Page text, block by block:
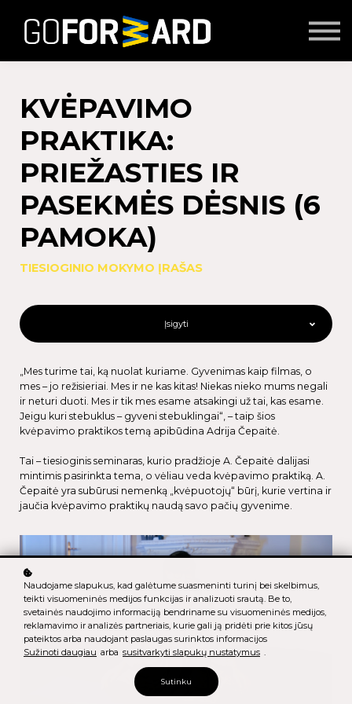
Seminarai
Prisijungti
KVĖPAVIMO
PRAKTIKA:
PRIEŽASTIES IR
PASEKMĖS DĖSNIS (6
PAMOKA)
TIESIOGINIO MOKYMO ĮRAŠAS
Įsigyti
„Mes turime tai, ką nuolat kuriame. Gyvenimas kaip filmas, o
mes – jo režisieriai. Mes ir ne kas kitas! Niekas nieko mums negali
ir neturi duoti. Mes ir tik mes esame atsakingi už tai, kas esame.
Jeigu kuri stebuklus – gyveni stebuklingai“, – taip šios
kvėpavimo praktikos temą apibūdina Adrija Čepaitė.
Tai – tiesioginis seminaras, kurio pradžioje A. Čepaitė dalijasi
mintimis pasirinkta tema, o vėliau veda kvėpavimo praktiką. A.
Čepaitė yra subūrusi nemenką „kvėpuotojų“ būrį, kurie vertina ir
jaučia kvėpavimo praktikų naudą savo pačių gyvenime.
Naudojame slapukus, kad galėtume suasmeninti turinį bei skelbimus,
teikti visuomeninės medijos funkcijas ir analizuoti srautą. Be to,
svetainės naudojimo informaciją bendriname su visuomeninės medijos,
reklamavimo ir analizės partneriais, kurie gali ją pridėti prie kitos jūsų
pateiktos arba naudojant paslaugas surinktos informacijos
Sužinoti daugiau arba susitvarkyti slapukų nustatymus .
Sutinku